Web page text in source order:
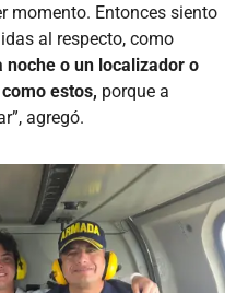
momento. Entonces siento
al respecto, como
o un localizador o
estos, porque a
agregó.